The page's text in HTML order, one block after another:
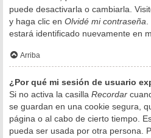
puede desactivarla o cambiarla.
y haga clic en Olvidé mi contraseña.
estará identificado nuevamente en
Arriba
¿Por qué mi sesión de usuario
Si no activa la casilla Recordar
se guardan en una cookie segura,
página o al cabo de cierto tiempo.
pueda ser usada por otra persona.